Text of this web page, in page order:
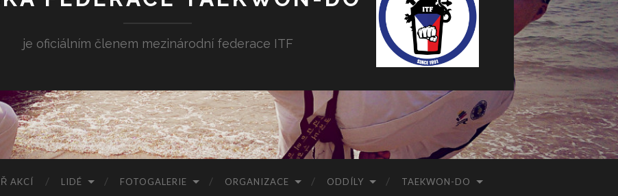
je oficiálním členem mezinárodní federace ITF
AKCÍ LIDÉ FOTOGALERIE ORGANIZACE ODDÍLY TAEKWON-DO